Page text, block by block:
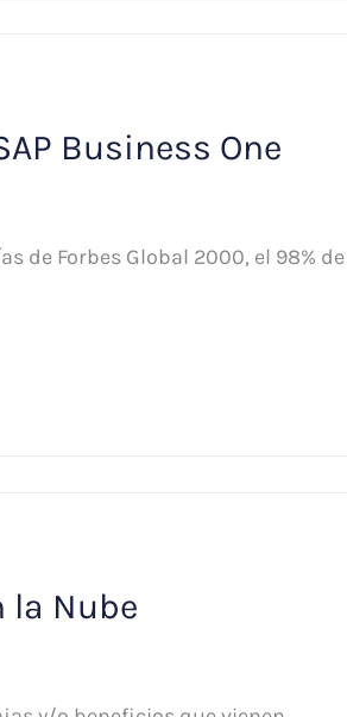
Business One
de Forbes Global 2000, el 98% de
la Nube